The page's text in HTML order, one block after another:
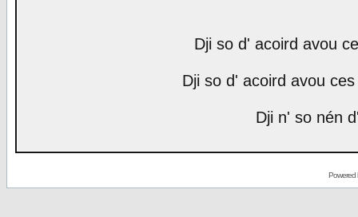
Dji so d' acoird avou
Dji so d' acoird avou
Dji n' so nén
Powered